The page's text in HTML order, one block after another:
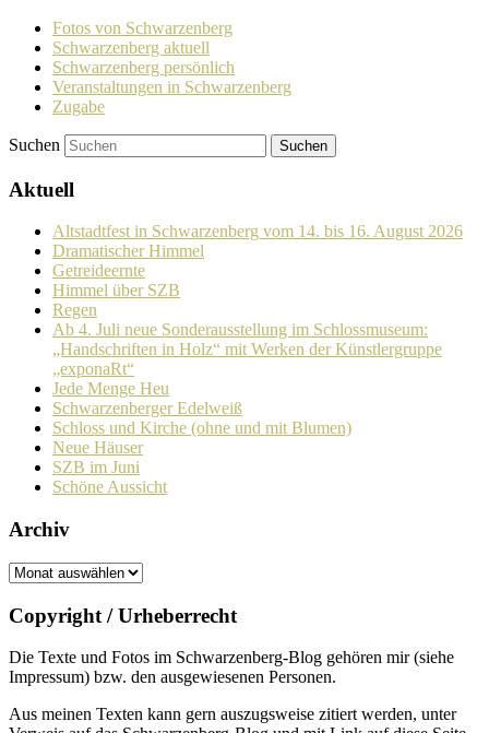
Fotos von Schwarzenberg
Schwarzenberg aktuell
Schwarzenberg persönlich
Veranstaltungen in Schwarzenberg
Zugabe
Suchen
Aktuell
Altstadtfest in Schwarzenberg vom 14. bis 16. August 2026
Dramatischer Himmel
Getreideernte
Himmel über SZB
Regen
Ab 4. Juli neue Sonderausstellung im Schlossmuseum:
„Handschriften in Holz“ mit Werken der Künstlergruppe
„exponaRt“
Jede Menge Heu
Schwarzenberger Edelweiß
Schloss und Kirche (ohne und mit Blumen)
Neue Häuser
SZB im Juni
Schöne Aussicht
Archiv
Archiv
Copyright / Urheberrecht
Die Texte und Fotos im Schwarzenberg-Blog gehören mir (siehe
Impressum) bzw. den ausge­wie­senen Personen.
Aus meinen Texten kann gern auszugs­weise zitiert werden, unter